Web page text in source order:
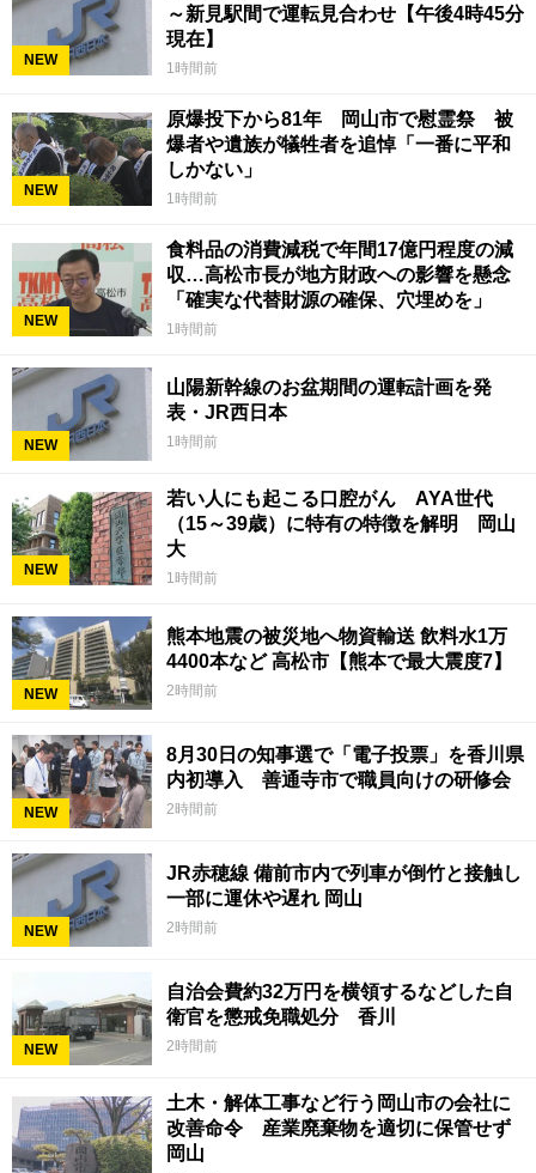
NEW
～新見駅間で運転見合わせ【午後4時45分
現在】
1時間前
NEW
原爆投下から81年 岡山市で慰霊祭 被
爆者や遺族が犠牲者を追悼「一番に平和
しかない」
1時間前
NEW
食料品の消費減税で年間17億円程度の減
収…高松市長が地方財政への影響を懸念
「確実な代替財源の確保、穴埋めを」
1時間前
NEW
山陽新幹線のお盆期間の運転計画を発
表・JR西日本
1時間前
NEW
若い人にも起こる口腔がん AYA世代
（15～39歳）に特有の特徴を解明 岡山
大
1時間前
NEW
熊本地震の被災地へ物資輸送 飲料水1万
4400本など 高松市【熊本で最大震度7】
2時間前
NEW
8月30日の知事選で「電子投票」を香川県
内初導入 善通寺市で職員向けの研修会
2時間前
NEW
JR赤穂線 備前市内で列車が倒竹と接触し
一部に運休や遅れ 岡山
2時間前
NEW
自治会費約32万円を横領するなどした自
衛官を懲戒免職処分 香川
2時間前
土木・解体工事など行う岡山市の会社に
改善命令 産業廃棄物を適切に保管せず
岡山